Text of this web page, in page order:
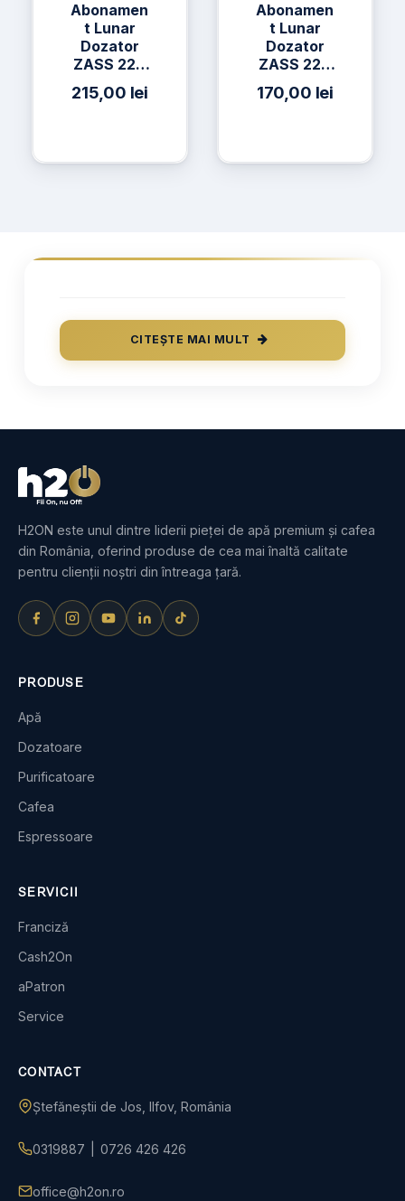
Abonamen
t Lunar
Dozator
ZASS 22C
+ 3 x Apa
AQUAVIA
215,00 lei
Abonamen
t Lunar
Dozator
ZASS 22C
+ 3 x Apă
h2on 19L
170,00 lei
CITEȘTE MAI MULT
H2ON este unul dintre liderii pieței de apă premium și cafea
din România, oferind produse de cea mai înaltă calitate
pentru clienții noștri din întreaga țară.
PRODUSE
Apă
Dozatoare
Purificatoare
Cafea
Espressoare
SERVICII
Franciză
Cash2On
aPatron
Service
CONTACT
Ștefăneștii de Jos, Ilfov, România
0319887 0726 426 426
office@h2on.ro